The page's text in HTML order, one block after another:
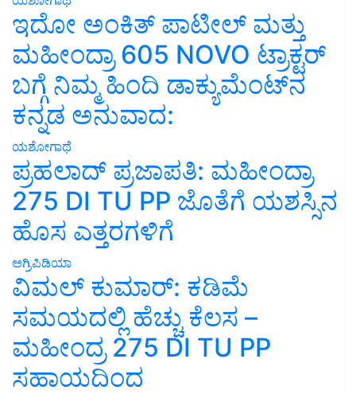
ಇದೋ ಅಂಕಿತ್ ಪಾಟೀಲ್ ಮತ್ತು
ಮಹೀಂದ್ರಾ 605 NOVO ಟ್ರಾಕ್ಟರ್
ಬಗ್ಗೆ ನಿಮ್ಮ ಹಿಂದಿ ಡಾಕ್ಯುಮೆಂಟ್‌ನ
ಕನ್ನಡ ಅನುವಾದ:
ಯಶೋಗಾಥೆ
ಪ್ರಹಲಾದ್ ಪ್ರಜಾಪತಿ: ಮಹೀಂದ್ರಾ
275 DI TU PP ಜೊತೆಗೆ ಯಶಸ್ಸಿನ
ಹೊಸ ಎತ್ತರಗಳಿಗೆ
ಅಗ್ರಿಪಿಡಿಯಾ
ವಿಮಲ್ ಕುಮಾರ್: ಕಡಿಮೆ
ಸಮಯದಲ್ಲಿ ಹೆಚ್ಚು ಕೆಲಸ –
ಮಹೀಂದ್ರ 275 DI TU PP
ಸಹಾಯದಿಂದ